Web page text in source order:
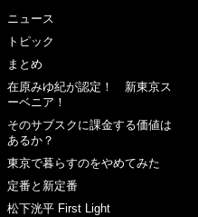
ニュース
トピック
まとめ
在原みゆ紀が認定！ 新東京ス
ーベニア！
そのサブスクに課金する価値は
あるか？
東京で暮らすのをやめてみた
定番と新定番
松下洸平 First Light